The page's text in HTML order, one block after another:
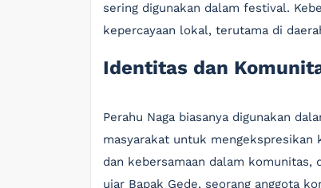
sering digunakan dalam festival.
kepercayaan lokal, terutama di
Identitas dan
Perahu Naga biasanya digunakan
masyarakat untuk mengekspresikan
dan kebersamaan dalam
ujar Bapak Gede, seorang anggota